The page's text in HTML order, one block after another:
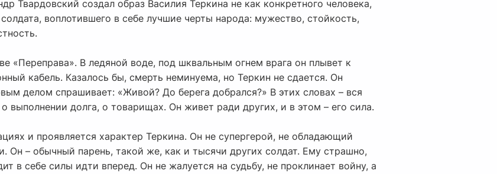
Твардовский создал образ Василия Теркина не как конкретного человека,
воплотившего в себе лучшие черты народа: мужество, стойкость,
«Переправа». В ледяной воде, под шквальным огнем врага он плывет к
кабель. Казалось бы, смерть неминуема, но Теркин не сдается. Он
делом спрашивает: «Живой? До берега добрался?» В этих словах – вся
выполнении долга, о товарищах. Он живет ради других, и в этом – его сила.
и проявляется характер Теркина. Он не супергерой, не обладающий
Он – обычный парень, такой же, как и тысячи других солдат. Ему страшно,
в себе силы идти вперед. Он не жалуется на судьбу, не проклинает войну, а